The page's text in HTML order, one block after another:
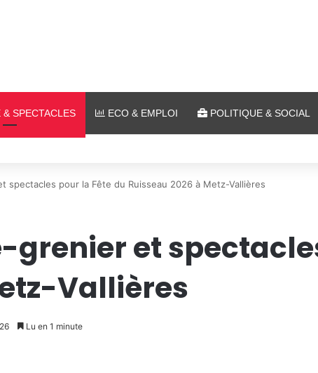
SPECTACLES ECO & EMPLOI POLITIQUE & SOCIAL
air au Plan d’Eau
spectacles pour la Fête du Ruisseau 2026 à Metz-Vallières
et
Vallières
Lu en 1 minute